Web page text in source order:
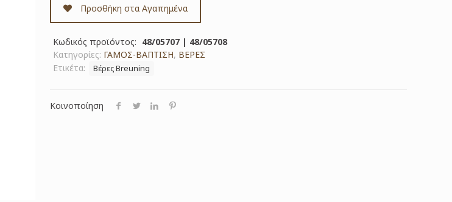
Προσθήκη στα Αγαπημένα
Κωδικός προϊόντος: 48/05707 | 48/05708
Κατηγορίες: ΓΑΜΟΣ-ΒΑΠΤΙΣΗ, ΒΕΡΕΣ
Ετικέτα:
Βέρες Breuning
Κοινοποίηση